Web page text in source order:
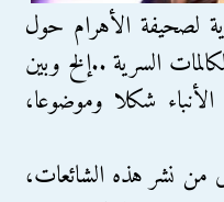
لصحيفة الأهرام حول
السرية ..إلخ وبين
شكلا وموضوعا،
من نشر هذه الشائعات،